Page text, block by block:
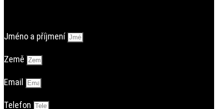
Jméno a příjmení
Země
Email
Telefon